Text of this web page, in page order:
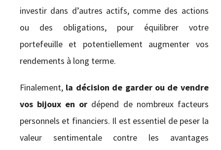
investir dans d’autres actifs, comme des actions
ou des obligations, pour équilibrer votre
portefeuille et potentiellement augmenter vos
rendements à long terme.
Finalement, la décision de garder ou de vendre
vos bijoux en or dépend de nombreux facteurs
personnels et financiers. Il est essentiel de peser la
valeur sentimentale contre les avantages